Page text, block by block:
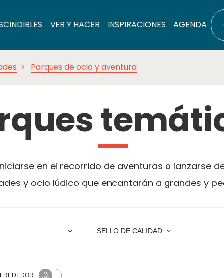
VER Y HACER INSPIRACIONES AGENDA
Parques de ocio y aventura
en el recorrido de aventuras o lanzarse
y ocio lúdico que encantarán a grandes y
SELLO DE CALIDAD